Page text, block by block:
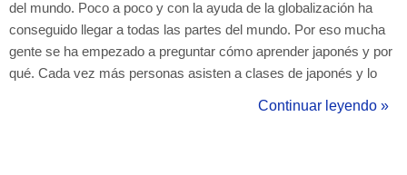
del mundo. Poco a poco y con la ayuda de la globalización ha
conseguido llegar a todas las partes del mundo. Por eso mucha
gente se ha empezado a preguntar cómo aprender japonés y por
qué. Cada vez más personas asisten a clases de japonés y lo
beneficios tiene? La verdad es que es un idioma que presenta
Continuar leyendo »